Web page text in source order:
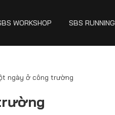
WORKSHOP SBS RUNNING
ngày ở công trường